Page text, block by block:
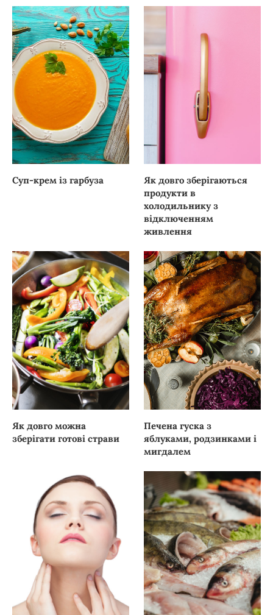
Суп-крем із гарбуза
Як довго зберігаються
продукти в
холодильнику з
відключенням
живлення
Як довго можна
зберігати готові страви
Печена гуска з
яблуками, родзинками і
мигдалем